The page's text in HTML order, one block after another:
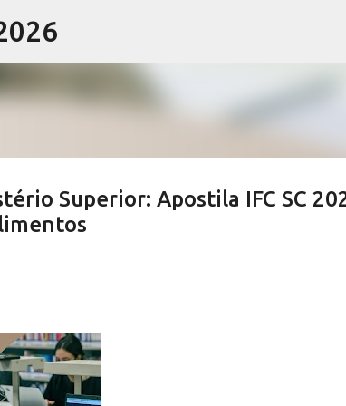
Pular para o conteúdo principal
Superior: Apostila IFC SC